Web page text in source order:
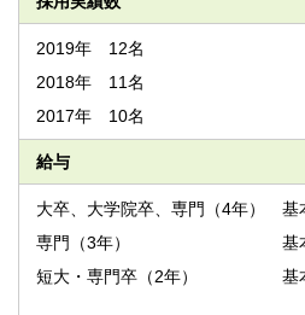
2019年 12名
2018年 11名
2017年 10名
給与
大卒、大学院卒、専門（4年）
専門（3年） 基本月
短大・専門卒（2年） 基本